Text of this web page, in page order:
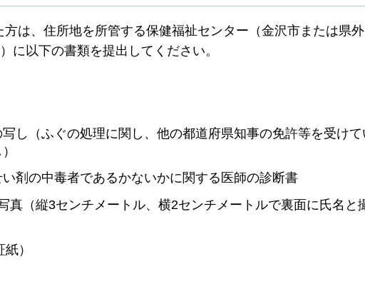
は、住所地を所管する保健福祉センター（金沢市または県
に以下の書類を提出してください。
し（ふぐの処理に関し、他の都道府県知事の免許等を受け
剤の中毒者であるかないかに関する医師の診断書
真（縦3センチメートル、横2センチメートルで裏面に氏名と
）